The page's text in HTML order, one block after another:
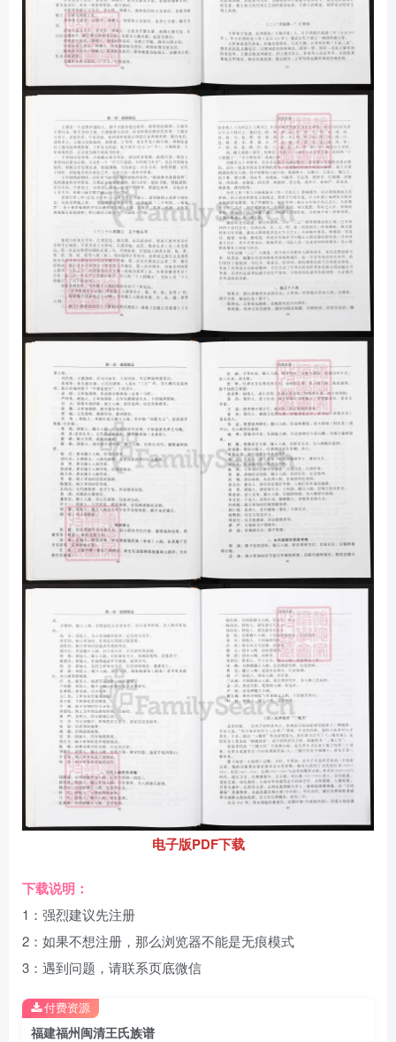
电子版PDF下载
下载说明：
1：强烈建议先注册
2：如果不想注册，那么浏览器不能是无痕模式
3：遇到问题，请联系页底微信
福建福州闽清王氏族谱
付费资源